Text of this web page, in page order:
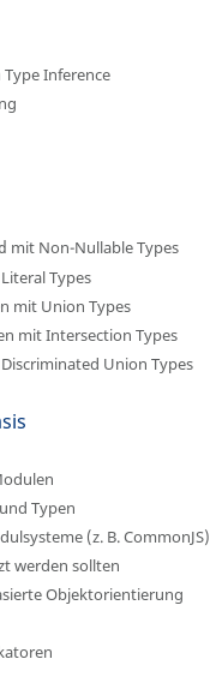
Inference
mit Non-Nullable Types
Types
mit Union Types
mit Intersection Types
Union Types
Typen
(z. B. CommonJS)
werden sollten
Objektorientierung